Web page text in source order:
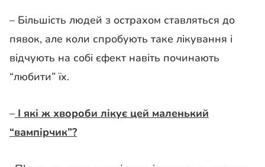
– Більшість людей з острахом ставляться до
пявок, але коли спробують таке лікування і
відчують на собі єфект навіть починають
“любити” їх.
– І які ж хвороби лікує цей маленький
“вампірчик”?